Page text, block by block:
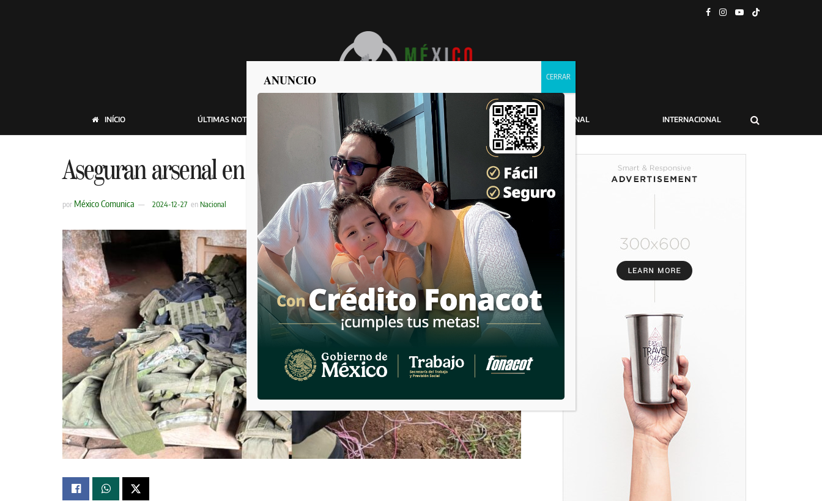
INÍCIO ÚLTIMAS NOTICIAS POLÍTICA POLICIACA NACIONAL INTERNACIONAL
Aseguran arsenal en Chiapas
por México Comunica 2024-12-27 en Nacional
ANUNCIO